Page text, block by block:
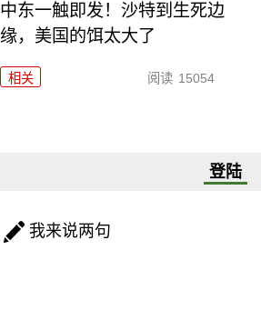
中东一触即发！沙特到生死边
缘，美国的饵太大了
相关 阅读 15054
登陆
我来说两句